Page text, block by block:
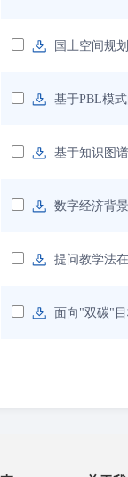
国土空间规
基于PBL模
基于知识图
数字经济背
提问教学法
面向"双碳"